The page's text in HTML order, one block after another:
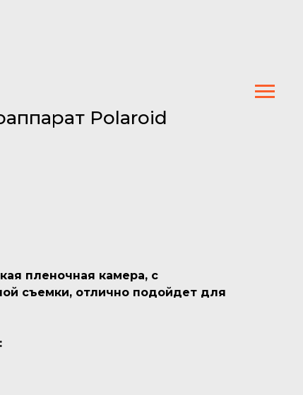
Polaroid
пленочная камера, с
съемки, отлично подойдет для